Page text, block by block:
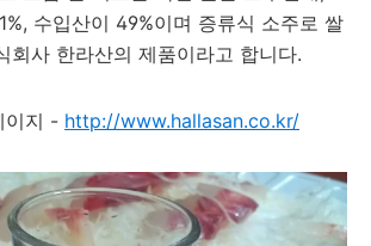
수입산이 49%이며 증류식 소주로 쌀
회사 한라산의 제품이라고 합니다.
이지 - http://www.hallasan.co.kr/